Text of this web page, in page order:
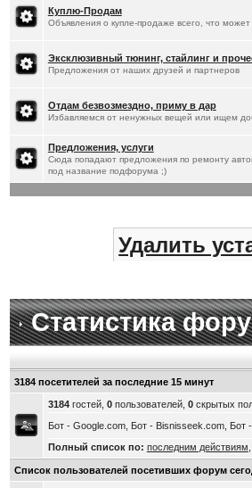
Куплю-Продам
Объявления о купле-продаже всего, что
Эксклюзивный тюнинг, стайлинг и
Предложения от наших друзей и партнеров
Отдам безвозмездно, приму в дар
Избавляемся от ненужных вещей или ищем
Предложения, услуги
Сюда попадают предложения по ремонту
под название подфорума ;)
Удалить
Статистика
3184 посетителей за последние 15 минут
3184гостей, 0пользователей, 0скрытых
Бот - Google.com, Бот - Bisnisseek.com, Бот
Полный список по: последним действиям
Список пользователей посетивших форум